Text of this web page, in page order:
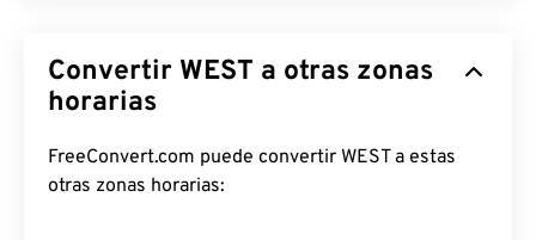
Convertir WEST a otras zonas
horarias
FreeConvert.com puede convertir WEST a estas
otras zonas horarias: